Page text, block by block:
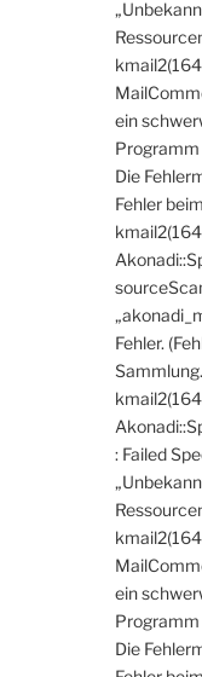
ein
Die
Fehler
Fehler.
: Failed
ein
Die